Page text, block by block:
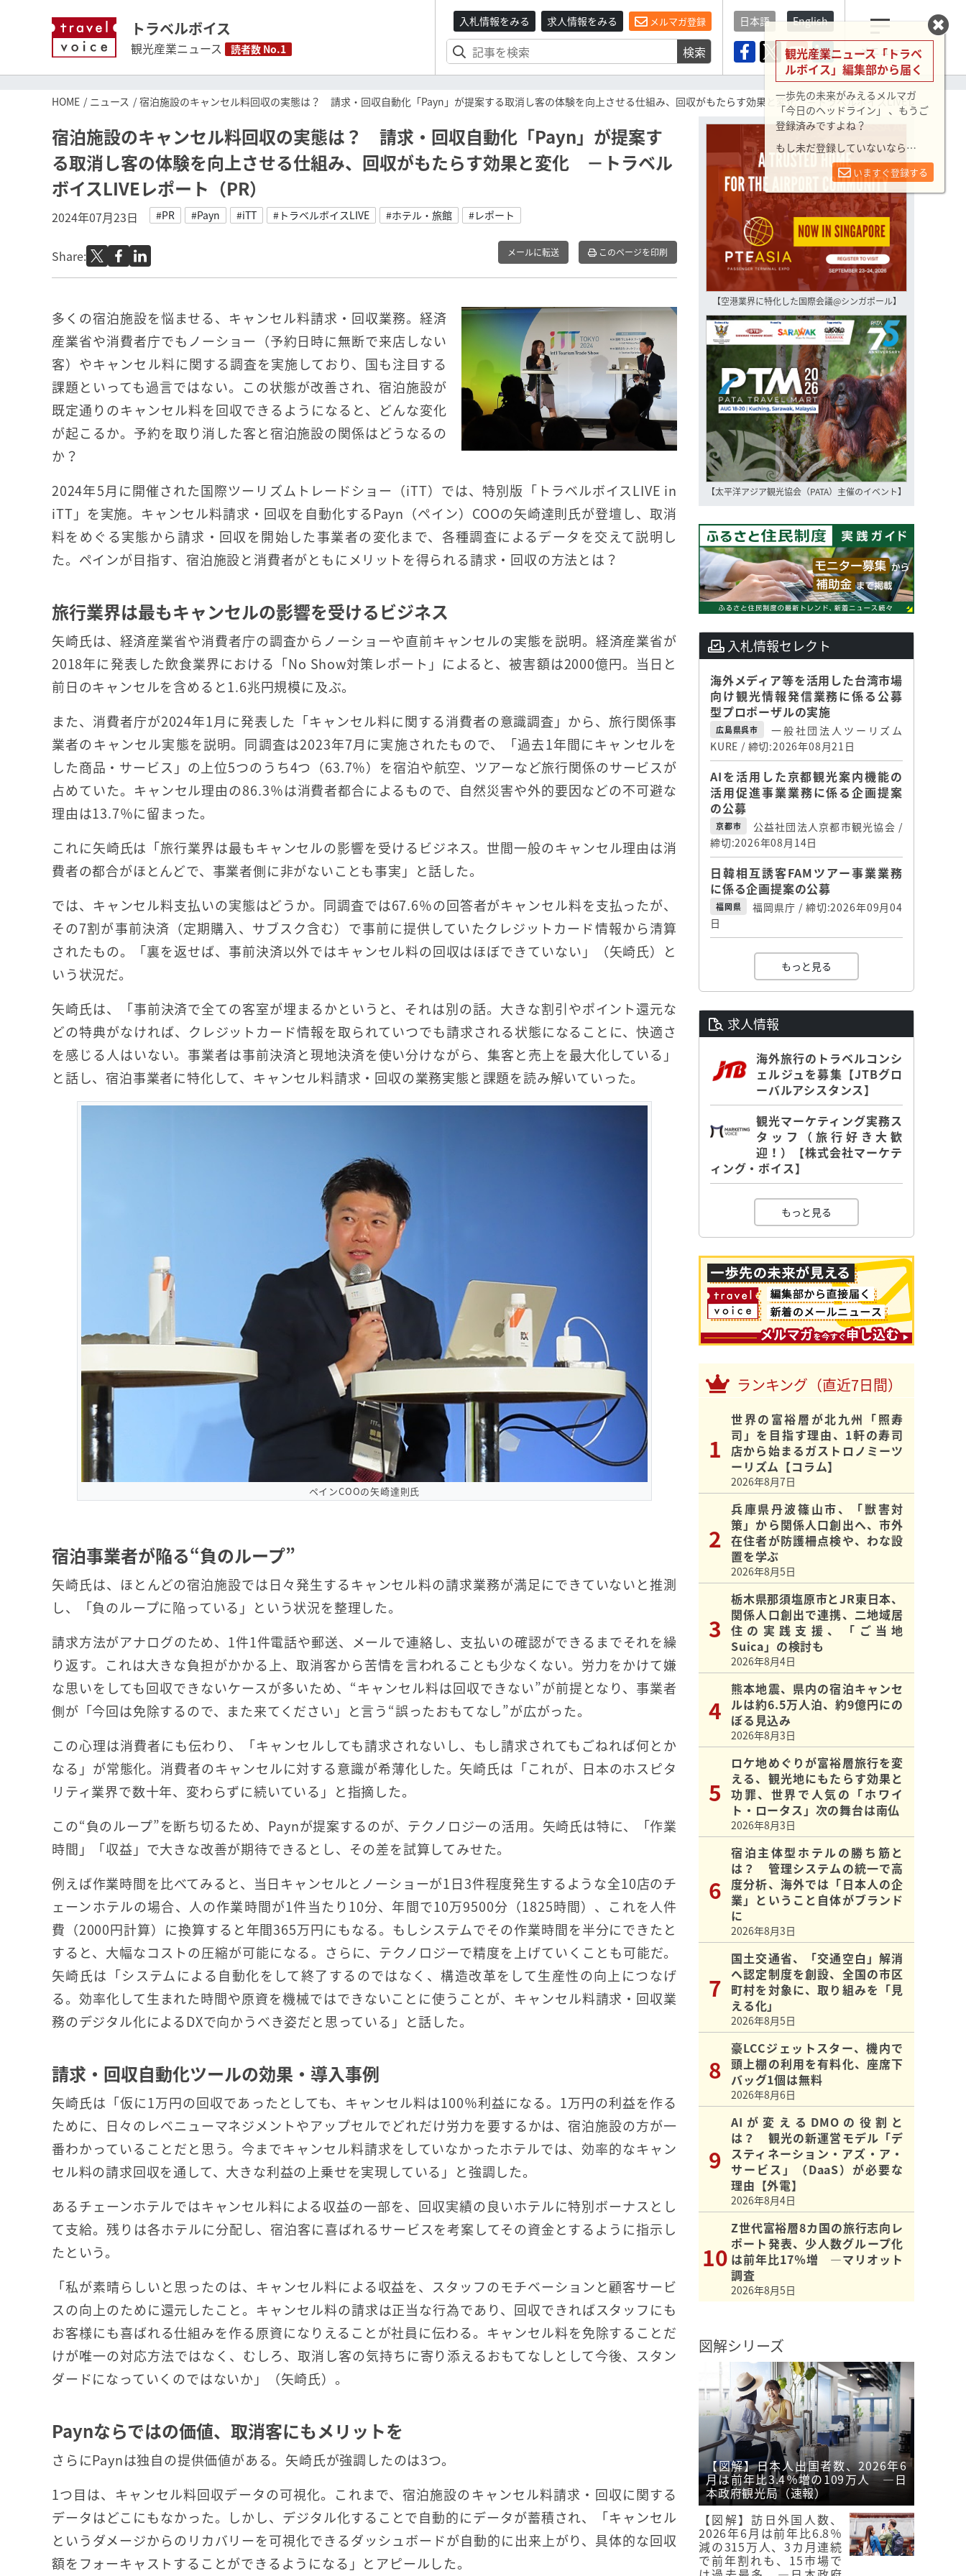
トラベルボイス
観光産業ニュース 読者数 No.1
入札情報をみる 求人情報をみる メルマガ登録
検索
日本語 English
メニュー
HOME ニュース 宿泊施設のキャンセル料回収の実態は？ 請求・回収自動化「Payn」が提案する取消し客の体験を向上させる仕組み、回収がもたらす効果と変化 －トラベルボイスLIVEレポート（
宿泊施設のキャンセル料回収の実態は？ 請求・回収自動化「Payn」が提案す
る取消し客の体験を向上させる仕組み、回収がもたらす効果と変化 －トラベル
ボイスLIVEレポート（PR）
2024年07月23日 #PR #Payn #iTT #トラベルボイスLIVE #ホテル・旅館 #レポート
Share: メールに転送 このページを印刷
多くの宿泊施設を悩ませる、キャンセル料請求・回収業務。経済
産業省や消費者庁でもノーショー（予約日時に無断で来店しない
客）やキャンセル料に関する調査を実施しており、国も注目する
課題といっても過言ではない。この状態が改善され、宿泊施設が
既定通りのキャンセル料を回収できるようになると、どんな変化
が起こるか。予約を取り消した客と宿泊施設の関係はどうなるの
か？
2024年5月に開催された国際ツーリズムトレードショー（iTT）では、特別版「トラベルボイスLIVE in
iTT」を実施。キャンセル料請求・回収を自動化するPayn（ペイン）COOの矢崎達則氏が登壇し、取消
料をめぐる実態から請求・回収を開始した事業者の変化まで、各種調査によるデータを交えて説明し
た。ペインが目指す、宿泊施設と消費者がともにメリットを得られる請求・回収の方法とは？
旅行業界は最もキャンセルの影響を受けるビジネス
矢崎氏は、経済産業省や消費者庁の調査からノーショーや直前キャンセルの実態を説明。経済産業省が
2018年に発表した飲食業界における「No Show対策レポート」によると、被害額は2000億円。当日と
前日のキャンセルを含めると1.6兆円規模に及ぶ。
また、消費者庁が2024年1月に発表した「キャンセル料に関する消費者の意識調査」から、旅行関係事
業者のキャンセル実態を説明。同調査は2023年7月に実施されたもので、「過去1年間にキャンセルを
した商品・サービス」の上位5つのうち4つ（63.7％）を宿泊や航空、ツアーなど旅行関係のサービスが
占めていた。キャンセル理由の86.3％は消費者都合によるもので、自然災害や外的要因などの不可避な
理由は13.7％に留まった。
これに矢崎氏は「旅行業界は最もキャンセルの影響を受けるビジネス。世間一般のキャンセル理由は消
費者の都合がほとんどで、事業者側に非がないことも事実」と話した。
では、キャンセル料支払いの実態はどうか。同調査では67.6％の回答者がキャンセル料を支払ったが、
その7割が事前決済（定期購入、サブスク含む）で事前に提供していたクレジットカード情報から清算
されたもの。「裏を返せば、事前決済以外ではキャンセル料の回収はほぼできていない」（矢崎氏）と
いう状況だ。
矢崎氏は、「事前決済で全ての客室が埋まるかというと、それは別の話。大きな割引やポイント還元な
どの特典がなければ、クレジットカード情報を取られていつでも請求される状態になることに、快適さ
を感じる人はいない。事業者は事前決済と現地決済を使い分けながら、集客と売上を最大化している」
と話し、宿泊事業者に特化して、キャンセル料請求・回収の業務実態と課題を読み解いていった。
ペインCOOの矢崎達則氏
宿泊事業者が陥る“負のループ”
矢崎氏は、ほとんどの宿泊施設では日々発生するキャンセル料の請求業務が満足にできていないと推測
し、「負のループに陥っている」という状況を整理した。
請求方法がアナログのため、1件1件電話や郵送、メールで連絡し、支払いの確認ができるまでそれを繰
り返す。これは大きな負担がかかる上、取消客から苦情を言われることも少なくない。労力をかけて嫌
な思いをしても回収できないケースが多いため、“キャンセル料は回収できない”が前提となり、事業者
側が「今回は免除するので、また来てください」と言う“誤ったおもてなし”が広がった。
この心理は消費者にも伝わり、「キャンセルしても請求されないし、もし請求されてもごねれば何とか
なる」が常態化。消費者のキャンセルに対する意識が希薄化した。矢崎氏は「これが、日本のホスピタ
リティ業界で数十年、変わらずに続いている」と指摘した。
この“負のループ”を断ち切るため、Paynが提案するのが、テクノロジーの活用。矢崎氏は特に、「作業
時間」「収益」で大きな改善が期待できるとし、その差を試算してみせた。
例えば作業時間を比べてみると、当日キャンセルとノーショーが1日3件程度発生するような全10店のチ
ェーンホテルの場合、人の作業時間が1件当たり10分、年間で10万9500分（1825時間）、これを人件
費（2000円計算）に換算すると年間365万円にもなる。もしシステムでその作業時間を半分にできたと
すると、大幅なコストの圧縮が可能になる。さらに、テクノロジーで精度を上げていくことも可能だ。
矢崎氏は「システムによる自動化をして終了するのではなく、構造改革をして生産性の向上につなげ
る。効率化して生まれた時間や原資を機械ではできないことに使うことが、キャンセル料請求・回収業
務のデジタル化によるDXで向かうべき姿だと思っている」と話した。
請求・回収自動化ツールの効果・導入事例
矢崎氏は「仮に1万円の回収であったとしても、キャンセル料は100％利益になる。1万円の利益を作る
ために、日々のレベニューマネジメントやアップセルでどれだけ労力を要するかは、宿泊施設の方が一
番わかっていることだと思う。今までキャンセル料請求をしていなかったホテルでは、効率的なキャン
セル料の請求回収を通して、大きな利益の上乗せを実現している」と強調した。
あるチェーンホテルではキャンセル料による収益の一部を、回収実績の良いホテルに特別ボーナスとし
て支給。残りは各ホテルに分配し、宿泊客に喜ばれるサービスを考案してその資金とするように指示し
たという。
「私が素晴らしいと思ったのは、キャンセル料による収益を、スタッフのモチベーションと顧客サービ
スの向上のために還元したこと。キャンセル料の請求は正当な行為であり、回収できればスタッフにも
お客様にも喜ばれる仕組みを作る原資になりえることが社員に伝わる。キャンセル料を免除することだ
けが唯一の対応方法ではなく、むしろ、取消し客の気持ちに寄り添えるおもてなしとして今後、スタン
ダードになっていくのではないか」（矢崎氏）。
Paynならではの価値、取消客にもメリットを
さらにPaynは独自の提供価値がある。矢崎氏が強調したのは3つ。
1つ目は、キャンセル料回収データの可視化。これまで、宿泊施設のキャンセル料請求・回収に関する
データはどこにもなかった。しかし、デジタル化することで自動的にデータが蓄積され、「キャンセル
というダメージからのリカバリーを可視化できるダッシュボードが自動的に出来上がり、具体的な回収
額をフォーキャストすることができるようになる」とアピールした。
【空港業界に特化した国際会議@シンガポール】
【太平洋アジア観光協会（PATA）主催のイベント】
入札情報セレクト
海外メディア等を活用した台湾市場
向け観光情報発信業務に係る公募
型プロポーザルの実施
広島県呉市
一般社団法人ツーリズム
KURE / 締切:2026年08月21日
AIを活用した京都観光案内機能の
活用促進事業業務に係る企画提案
の公募
京都市
公益社団法人京都市観光協会 /
締切:2026年08月14日
日韓相互誘客FAMツアー事業業務
に係る企画提案の公募
福岡県
福岡県庁 / 締切:2026年09月04
日
もっと見る
求人情報
海外旅行のトラベルコンシ
ェルジュを募集【JTBグロ
ーバルアシスタンス】
観光マーケティング実務ス
タッフ（旅行好き大歓
迎！）【株式会社マーケテ
ィング・ボイス】
もっと見る
ランキング（直近7日間）
世界の富裕層が北九州「照寿
司」を目指す理由、1軒の寿司
店から始まるガストロノミーツ
ーリズム【コラム】
2026年8月7日
兵庫県丹波篠山市、「獣害対
策」から関係人口創出へ、市外
在住者が防護柵点検や、わな設
置を学ぶ
2026年8月5日
栃木県那須塩原市とJR東日本、
関係人口創出で連携、二地域居
住の実践支援、「ご当地
Suica」の検討も
2026年8月4日
熊本地震、県内の宿泊キャンセ
ルは約6.5万人泊、約9億円にの
ぼる見込み
2026年8月3日
ロケ地めぐりが富裕層旅行を変
える、観光地にもたらす効果と
功罪、世界で人気の「ホワイ
ト・ロータス」次の舞台は南仏
2026年8月3日
宿泊主体型ホテルの勝ち筋と
は？ 管理システムの統一で高
度分析、海外では「日本人の企
業」ということ自体がブランド
に
2026年8月3日
国土交通省、「交通空白」解消
へ認定制度を創設、全国の市区
町村を対象に、取り組みを「見
える化」
2026年8月5日
豪LCCジェットスター、機内で
頭上棚の利用を有料化、座席下
バッグ1個は無料
2026年8月6日
AIが変えるDMOの役割と
は？ 観光の新運営モデル「デ
スティネーション・アズ・ア・
サービス」（DaaS）が必要な
理由【外電】
2026年8月4日
Z世代富裕層8カ国の旅行志向レ
ポート発表、少人数グループ化
は前年比17％増 ―マリオット
調査
2026年8月5日
図解シリーズ
【図解】日本人出国者数、2026年6
月は前年比3.4％増の109万人 ―日
本政府観光局（速報）
【図解】訪日外国人数、
2026年6月は前年比6.8％
減の315万人、3カ月連続
で前年割れも、15市場で
観光産業ニュース「トラベ
ルボイス」編集部から届く
一歩先の未来がみえるメルマガ
「今日のヘッドライン」 、もうご
登録済みですよね？
もし未だ登録していないなら…
いますぐ登録する